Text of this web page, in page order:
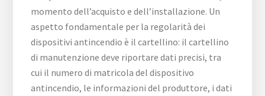
momento dell’acquisto e dell’installazione. Un
aspetto fondamentale per la regolarità dei
dispositivi antincendio è il cartellino: il cartellino
di manutenzione deve riportare dati precisi, tra
cui il numero di matricola del dispositivo
antincendio, le informazioni del produttore, i dati